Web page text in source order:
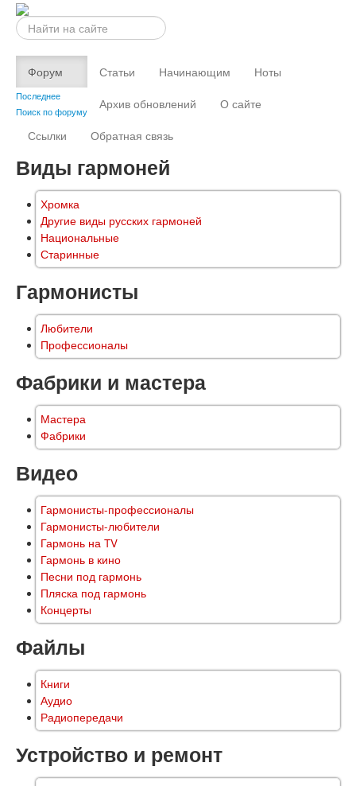
Искать...
Форум
Последнее
Поиск по форуму
Статьи Начинающим
Ноты
Архив обновлений
О сайте
Ссылки
Обратная связь
Виды гармоней
Хромка
Другие виды русских гармоней
Национальные
Старинные
Гармонисты
Любители
Профессионалы
Фабрики и мастера
Мастера
Фабрики
Видео
Гармонисты-профессионалы
Гармонисты-любители
Гармонь на TV
Гармонь в кино
Песни под гармонь
Пляска под гармонь
Концерты
Файлы
Книги
Аудио
Радиопередачи
Устройство и ремонт